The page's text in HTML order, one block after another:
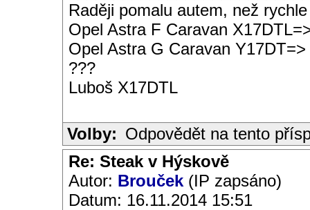
Raději pomalu autem, než
Opel Astra F Caravan
Opel Astra G Caravan Y17DT=>
???
Luboš X17DTL
Volby: Odpovědět na tento
Re: Steak v Hýskově
Autor: Brouček (IP zapsáno)
Datum: 16.11.2014 15:51